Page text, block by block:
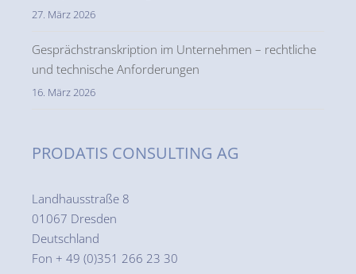
27. März 2026
Gesprächstranskription im Unternehmen – rechtliche
und technische Anforderungen
16. März 2026
PRODATIS CONSULTING AG
Landhausstraße 8
01067 Dresden
Deutschland
Fon + 49 (0)351 266 23 30